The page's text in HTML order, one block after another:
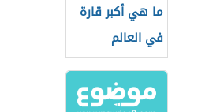
ما هي أكبر قارة
في العالم